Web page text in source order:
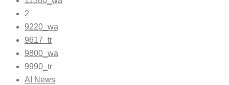
2
9220_wa
9617_tr
9800_wa
9990_tr
AI News